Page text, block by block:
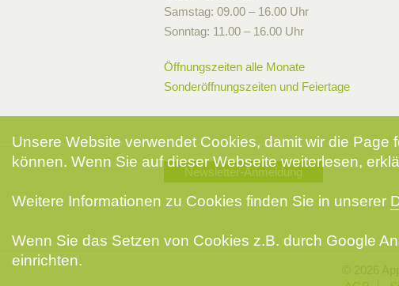
Samstag: 09.00 – 16.00 Uhr
Sonntag: 11.00 – 16.00 Uhr
Öffnungszeiten alle Monate
Sonderöffnungszeiten und Feiertage
Newsletter-Anmeldung
Unsere Website verwendet Cookies, damit wir die
können. Wenn Sie auf dieser Webseite weiterlesen,
Weitere Informationen zu Cookies finden Sie in unserer
Wenn Sie das Setzen von Cookies z.B. durch Google
einrichten.